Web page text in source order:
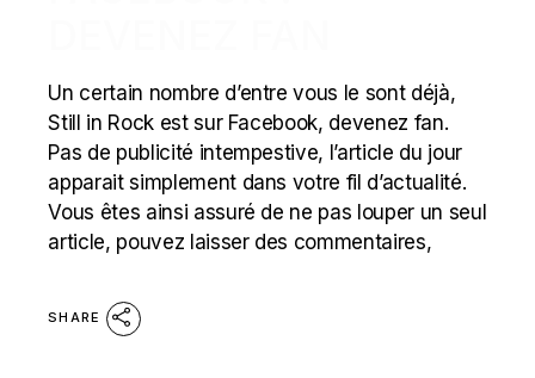
Un certain nombre d’entre vous le sont déjà,
Still in Rock est sur Facebook, devenez fan.
Pas de publicité intempestive, l’article du jour
apparait simplement dans votre fil d’actualité.
Vous êtes ainsi assuré de ne pas louper un seul
article, pouvez laisser des commentaires,
SHARE